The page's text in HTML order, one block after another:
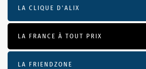
LA CLIQUE D'ALIX
LA FRANCE À TOUT PRIX
LA FRIENDZONE